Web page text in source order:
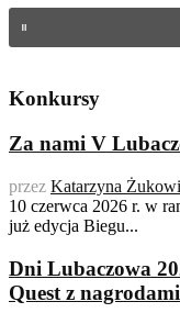
Konkursy
Za nami V
przez Katarzyna
10 czerwca 2026 r. w
już edycja Biegu...
Dni Lubaczowa
Quest z